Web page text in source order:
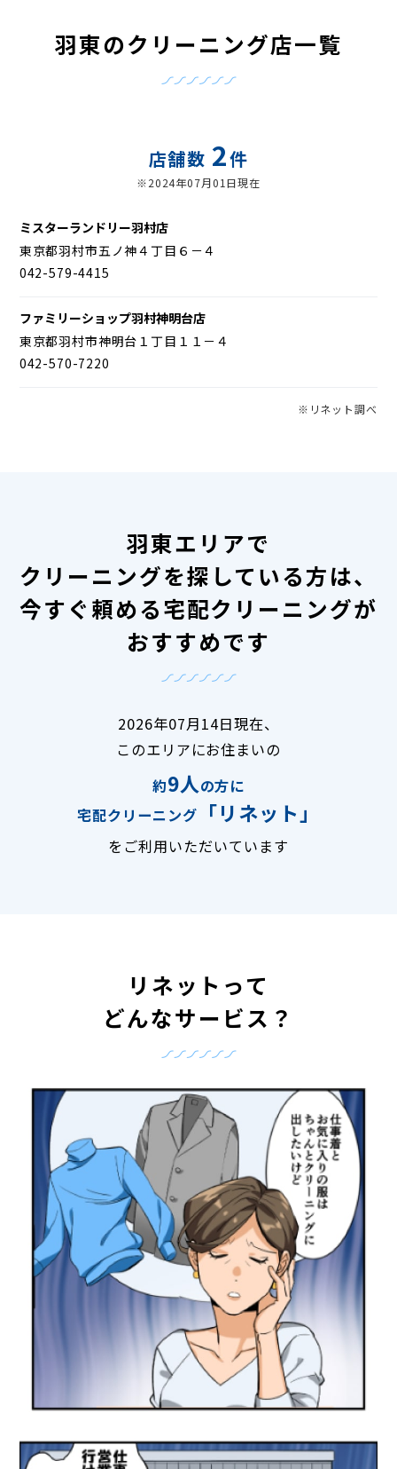
羽東のクリーニング店一覧
店舗数 2件
※2024年07月01日現在
ミスターランドリー羽村店
東京都羽村市五ノ神４丁目６－４
042-579-4415
ファミリーショップ羽村神明台店
東京都羽村市神明台１丁目１１－４
042-570-7220
※リネット調べ
羽東エリアで
クリーニングを探している方は、
今すぐ頼める宅配クリーニングが
おすすめです
2026年07月14日現在、
このエリアにお住まいの
約9人の方に
宅配クリーニング
「リネット」
をご利用いただいています
リネットって
どんなサービス？